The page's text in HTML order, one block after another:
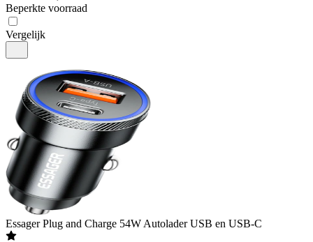
Beperkte voorraad
Vergelijk
Essager Plug and Charge 54W Autolader USB en USB-C